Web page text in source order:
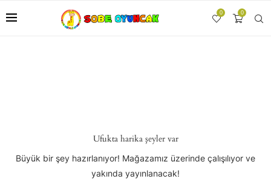
0
0
Ufukta harika şeyler var
Büyük bir şey hazırlanıyor! Mağazamız üzerinde çalışılıyor ve
yakında yayınlanacak!